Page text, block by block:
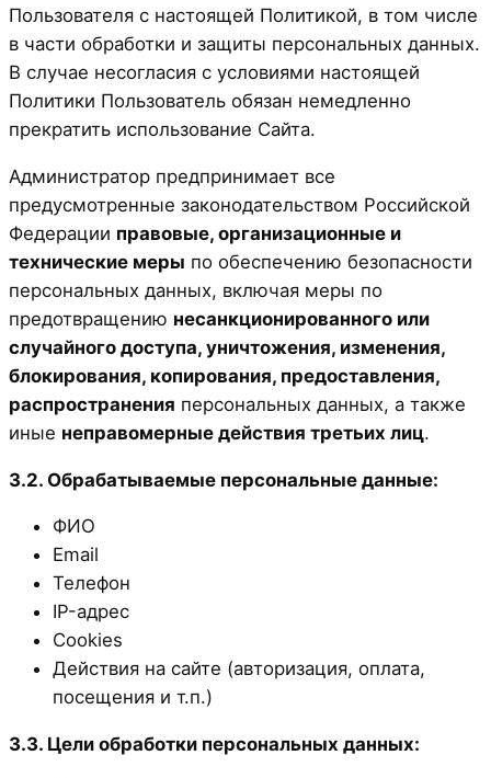
Пользователя с настоящей Политикой, в том числе
в части обработки и защиты персональных данных.
В случае несогласия с условиями настоящей
Политики Пользователь обязан немедленно
прекратить использование Сайта.
Администратор предпринимает все
предусмотренные законодательством Российской
Федерации правовые, организационные и
технические меры по обеспечению безопасности
персональных данных, включая меры по
предотвращению несанкционированного или
случайного доступа, уничтожения, изменения,
блокирования, копирования, предоставления,
распространения персональных данных, а также
иные неправомерные действия третьих лиц.
3.2. Обрабатываемые персональные данные:
ФИО
Email
Телефон
IP-адрес
Cookies
Действия на сайте (авторизация, оплата,
посещения и т.п.)
3.3. Цели обработки персональных данных: